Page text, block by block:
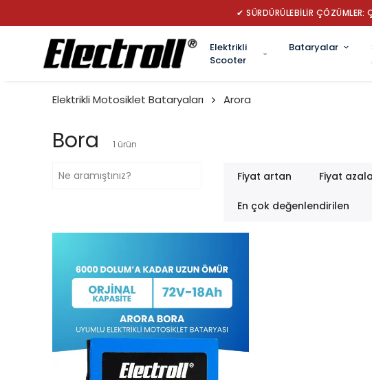
✔ SÜRDÜRÜLEBİLİR ÇÖZÜMLER:
Elektrikli
Scooter
Bataryalar
Elektrikli Motosiklet Bataryaları Arora
Bora 1 ürün
Fiyat artan Fiyat
En çok değenlendirilen